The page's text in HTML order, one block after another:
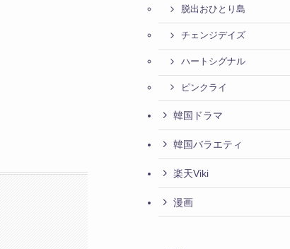
脱出おひとり島
チェンジデイズ
ハートシグナル
ピンクライ
韓国ドラマ
韓国バラエティ
楽天Viki
漫画